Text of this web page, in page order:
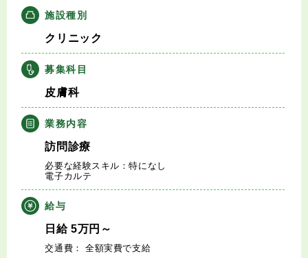
医師の求人・転職Q&A
知りたい・聞きたい
転職成功事例
医師の転職マニュアル
データで見る医師の平均年収
医師に役立つ取材記事
施設種別
クリニック
募集科目
皮膚科
業務内容
訪問診療
必要な経験スキル：特になし
電子カルテ
給与
日給5万円 ～
交通費： 全額実費で支給